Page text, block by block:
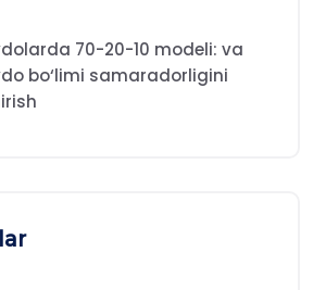
70-20-10 modeli: va
bo‘limi samaradorligini